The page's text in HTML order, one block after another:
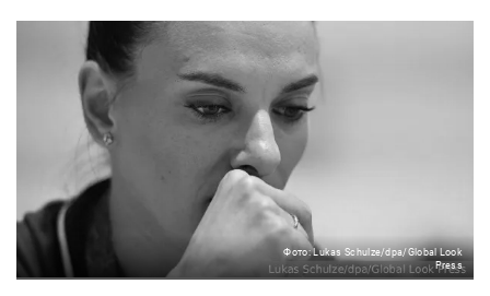
Фото: Lukas Schulze/dpa/Global Look
Press